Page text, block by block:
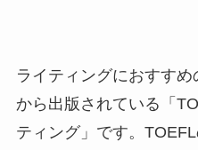
ライティングにおすす
から出版されている「
ティング」です。